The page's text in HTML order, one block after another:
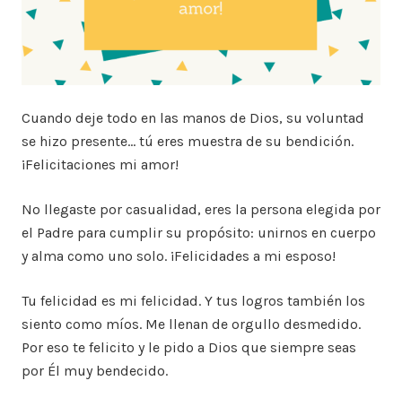
Cuando deje todo en las manos de Dios, su voluntad
se hizo presente… tú eres muestra de su bendición.
¡Felicitaciones mi amor!
No llegaste por casualidad, eres la persona elegida por
el Padre para cumplir su propósito: unirnos en cuerpo
y alma como uno solo. ¡Felicidades a mi esposo!
Tu felicidad es mi felicidad. Y tus logros también los
siento como míos. Me llenan de orgullo desmedido.
Por eso te felicito y le pido a Dios que siempre seas
por Él muy bendecido.